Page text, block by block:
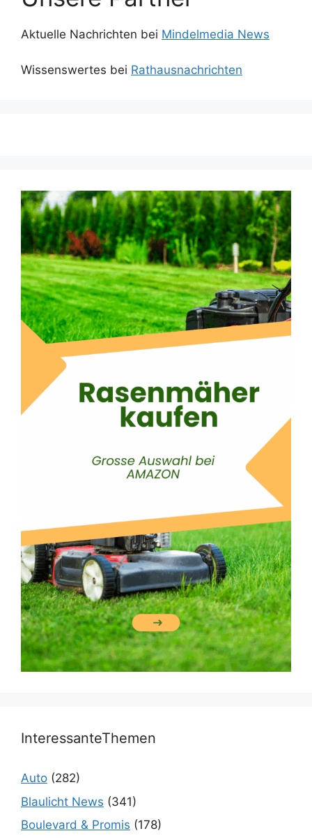
Aktuelle Nachrichten bei Mindelmedia News
Wissenswertes bei Rathausnachrichten
InteressanteThemen
Auto (282)
Blaulicht News (341)
Boulevard & Promis (178)